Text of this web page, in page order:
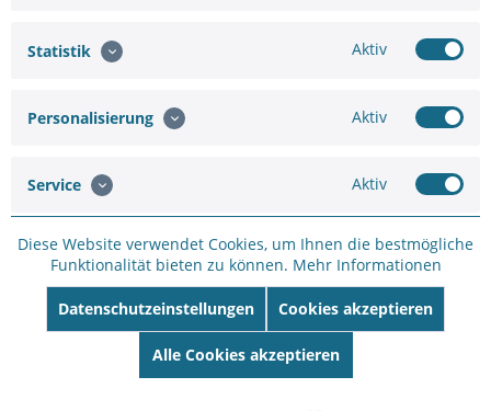
Warenkorb
Merken Bewerten
Artikel-Nr.:
SC12345680
Yale
Hersteller Artikel-
Statistik Aktiv
Personalisierung Aktiv
Service Aktiv
Diese Website verwendet Cookies, um Ihnen die bestmögliche
Funktionalität bieten zu können. Mehr Informationen
Datenschutzeinstellungen Cookies akzeptieren
Alle Cookies akzeptieren